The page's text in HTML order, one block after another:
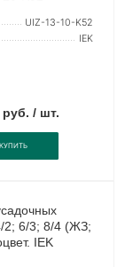
UIZ-13-10-K52
IEK
руб. / шт.
КУПИТЬ
2; 6/3; 8/4 (ЖЗ;
IEK